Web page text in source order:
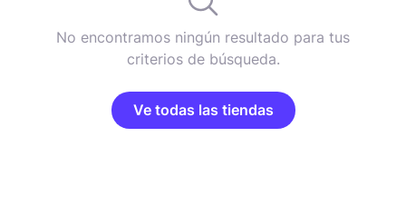
No encontramos ningún resultado para tus
criterios de búsqueda.
Ve todas las tiendas